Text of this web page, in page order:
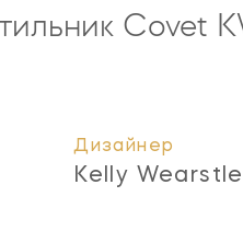
Covet
Дизайнер
Kelly